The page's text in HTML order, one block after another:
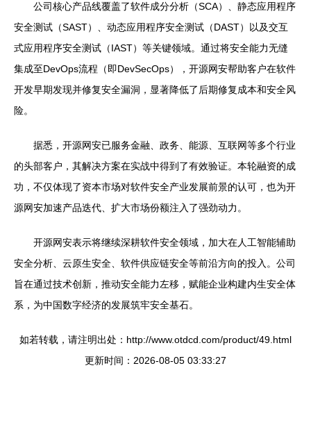
公司核心产品线覆盖了软件成分分析（SCA）、静态应用程序
安全测试（SAST）、动态应用程序安全测试（DAST）以及交互
式应用程序安全测试（IAST）等关键领域。通过将安全能力无缝
集成至DevOps流程（即DevSecOps），开源网安帮助客户在软件
开发早期发现并修复安全漏洞，显著降低了后期修复成本和安全风
险。
据悉，开源网安已服务金融、政务、能源、互联网等多个行业
的头部客户，其解决方案在实战中得到了有效验证。本轮融资的成
功，不仅体现了资本市场对软件安全产业发展前景的认可，也为开
源网安加速产品迭代、扩大市场份额注入了强劲动力。
开源网安表示将继续深耕软件安全领域，加大在人工智能辅助
安全分析、云原生安全、软件供应链安全等前沿方向的投入。公司
旨在通过技术创新，推动安全能力左移，赋能企业构建内生安全体
系，为中国数字经济的发展筑牢安全基石。
如若转载，请注明出处：http://www.otdcd.com/product/49.html
更新时间：2026-08-05 03:33:27